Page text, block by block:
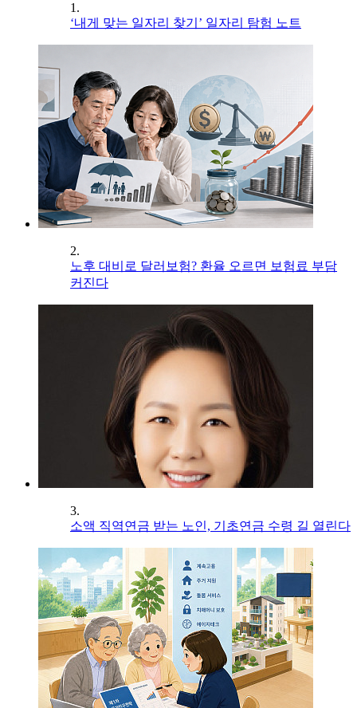
1.
‘내게 맞는 일자리 찾기’ 일자리 탐험 노트
2.
노후 대비로 달러보험? 환율 오르면 보험료 부담
커진다
3.
소액 직역연금 받는 노인, 기초연금 수령 길 열린다